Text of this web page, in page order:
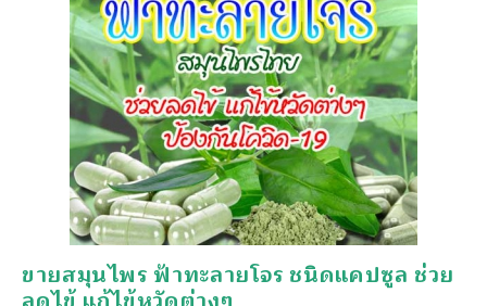
ขายสมุนไพร ฟ้าทะลายโจร ชนิดแคปซูล ช่วย